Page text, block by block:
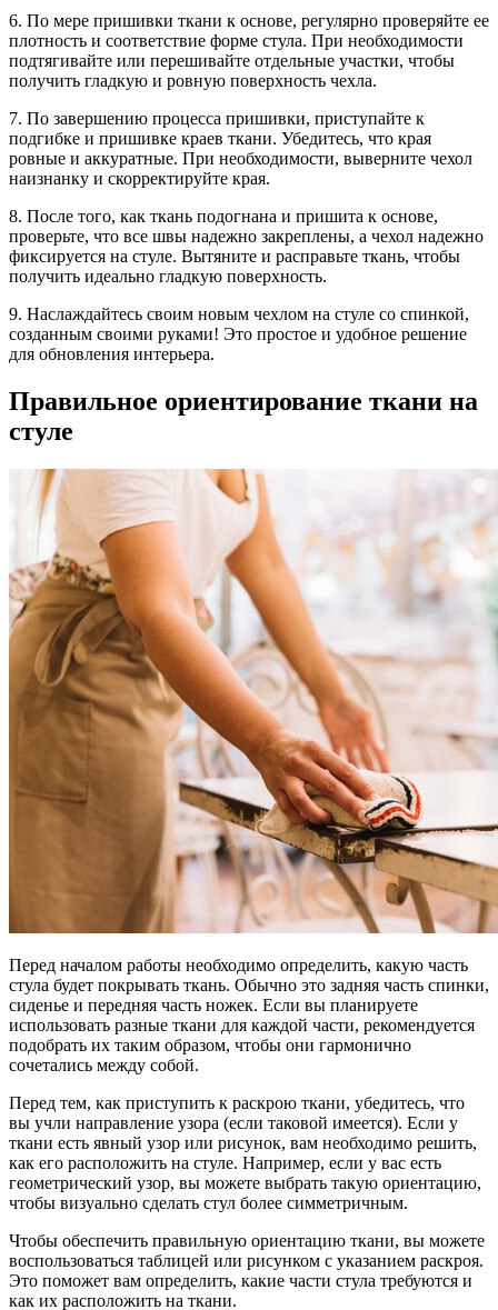
6. По мере пришивки ткани к основе, регулярно проверяйте ее
плотность и соответствие форме стула. При необходимости
подтягивайте или перешивайте отдельные участки, чтобы
получить гладкую и ровную поверхность чехла.
7. По завершению процесса пришивки, приступайте к
подгибке и пришивке краев ткани. Убедитесь, что края
ровные и аккуратные. При необходимости, выверните чехол
наизнанку и скорректируйте края.
8. После того, как ткань подогнана и пришита к основе,
проверьте, что все швы надежно закреплены, а чехол надежно
фиксируется на стуле. Вытяните и расправьте ткань, чтобы
получить идеально гладкую поверхность.
9. Наслаждайтесь своим новым чехлом на стуле со спинкой,
созданным своими руками! Это простое и удобное решение
для обновления интерьера.
Правильное ориентирование ткани на
стуле
Перед началом работы необходимо определить, какую часть
стула будет покрывать ткань. Обычно это задняя часть спинки,
сиденье и передняя часть ножек. Если вы планируете
использовать разные ткани для каждой части, рекомендуется
подобрать их таким образом, чтобы они гармонично
сочетались между собой.
Перед тем, как приступить к раскрою ткани, убедитесь, что
вы учли направление узора (если таковой имеется). Если у
ткани есть явный узор или рисунок, вам необходимо решить,
как его расположить на стуле. Например, если у вас есть
геометрический узор, вы можете выбрать такую ориентацию,
чтобы визуально сделать стул более симметричным.
Чтобы обеспечить правильную ориентацию ткани, вы можете
воспользоваться таблицей или рисунком с указанием раскроя.
Это поможет вам определить, какие части стула требуются и
как их расположить на ткани.